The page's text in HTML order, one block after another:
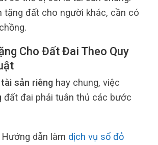
tặng đất cho người khác, cần có
Cho Đất Đai Theo Quy
sản riêng hay chung, việc
đất đai phải tuân thủ các bước
Hướng dẫn làm dịch vụ sổ đỏ